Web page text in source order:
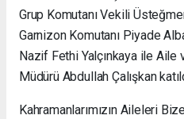
Grup Komutanı Vekili
Garnizon Komutanı Piyade
Nazif Fethi Yalçınkaya ile
Müdürü Abdullah Çalışkan
Kahramanlarımızın Aileleri